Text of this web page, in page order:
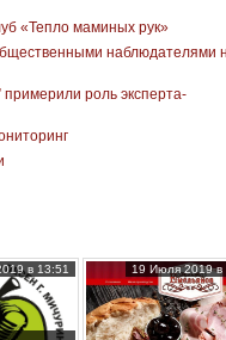
«Тепло маминых рук»
наблюдателями
примерили роль эксперта-
в 13:51 19 Июля 2019 в